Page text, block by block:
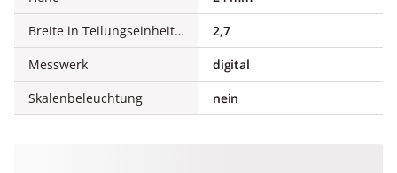
Breite in Teilungseinheiten
2,7
Messwerk
digital
Skalenbeleuchtung
nein